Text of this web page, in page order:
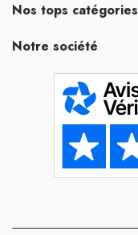
Nos tops catégories
Notre société